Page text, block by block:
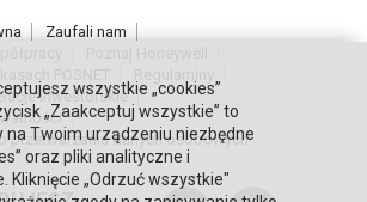
Zaufali nam
inwestorskie
przetwarzaniu danych osobowych
wszystkie „cookies”
„Zaakceptuj wszystkie” to
na Twoim urządzeniu niezbędne
oraz pliki analityczne i
Kliknięcie „Odrzuć wszystkie"